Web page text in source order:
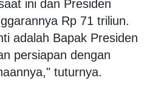
ini dan Presiden
Rp 71 triliun.
adalah Bapak Presiden
persiapan dengan
tuturnya.